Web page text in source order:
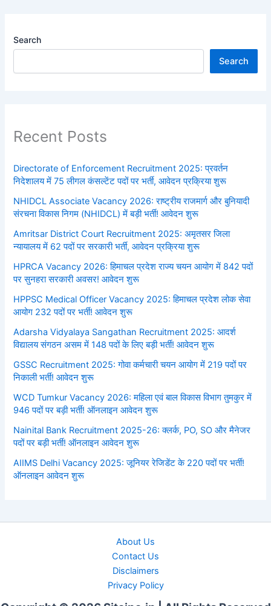
Search
Search
Recent Posts
Directorate of Enforcement Recruitment 2025: प्रवर्तन
निदेशालय में 75 लीगल कंसल्टेंट पदों पर भर्ती, आवेदन प्रक्रिया शुरू
NHIDCL Associate Vacancy 2026: राष्ट्रीय राजमार्ग और बुनियादी
संरचना विकास निगम (NHIDCL) में बड़ी भर्ती! आवेदन शुरू
Amritsar District Court Recruitment 2025: अमृतसर जिला
न्यायालय में 62 पदों पर सरकारी भर्ती, आवेदन प्रक्रिया शुरू
HPRCA Vacancy 2026: हिमाचल प्रदेश राज्य चयन आयोग में 842 पदों
पर सुनहरा सरकारी अवसर! आवेदन शुरू
HPPSC Medical Officer Vacancy 2025: हिमाचल प्रदेश लोक सेवा
आयोग 232 पदों पर भर्ती! आवेदन शुरू
Adarsha Vidyalaya Sangathan Recruitment 2025: आदर्श
विद्यालय संगठन असम में 148 पदों के लिए बड़ी भर्ती! आवेदन शुरू
GSSC Recruitment 2025: गोवा कर्मचारी चयन आयोग में 219 पदों पर
निकाली भर्ती! आवेदन शुरू
WCD Tumkur Vacancy 2026: महिला एवं बाल विकास विभाग तुमकुर में
946 पदों पर बड़ी भर्ती! ऑनलाइन आवेदन शुरू
Nainital Bank Recruitment 2025-26: क्लर्क, PO, SO और मैनेजर
पदों पर बड़ी भर्ती! ऑनलाइन आवेदन शुरू
AIIMS Delhi Vacancy 2025: जूनियर रेजिडेंट के 220 पदों पर भर्ती!
ऑनलाइन आवेदन शुरू
About Us
Contact Us
Disclaimers
Privacy Policy